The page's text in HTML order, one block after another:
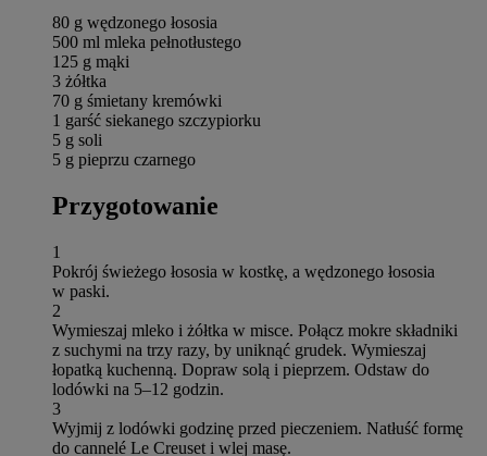
80 g wędzonego łososia
500 ml mleka pełnotłustego
125 g mąki
3 żółtka
70 g śmietany kremówki
1 garść siekanego szczypiorku
5 g soli
5 g pieprzu czarnego
Przygotowanie
1
Pokrój świeżego łososia w kostkę, a wędzonego łososia
w paski.
2
Wymieszaj mleko i żółtka w misce. Połącz mokre składniki
z suchymi na trzy razy, by uniknąć grudek. Wymieszaj
łopatką kuchenną. Dopraw solą i pieprzem. Odstaw do
lodówki na 5–12 godzin.
3
Wyjmij z lodówki godzinę przed pieczeniem. Natłuść formę
do cannelé Le Creuset i wlej masę.